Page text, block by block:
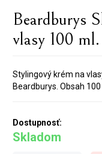
Beardburys
vlasy 100 ml.
Stylingový krém na
Beardburys. Obsah 100
Dostupnosť:
Skladom